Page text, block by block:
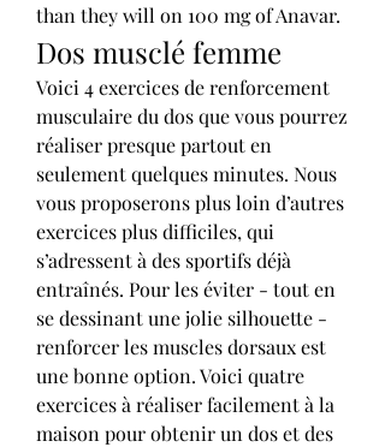
than they will on 100 mg of Anavar.
Dos musclé femme
Voici 4 exercices de renforcement
musculaire du dos que vous pourrez
réaliser presque partout en
seulement quelques minutes. Nous
vous proposerons plus loin d’autres
exercices plus difficiles, qui
s’adressent à des sportifs déjà
entraînés. Pour les éviter - tout en
se dessinant une jolie silhouette -
renforcer les muscles dorsaux est
une bonne option. Voici quatre
exercices à réaliser facilement à la
maison pour obtenir un dos et des